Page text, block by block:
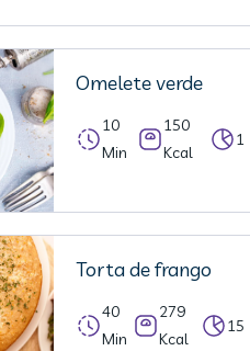
Omelete verde
10
Min
150
Kcal
1
Torta de frango
40
Min
279
Kcal
15